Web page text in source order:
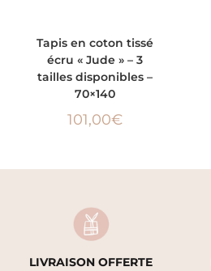
Tapis en coton tissé
écru « Jude » – 3
tailles disponibles –
70×140
101,00€
LIVRAISON OFFERTE